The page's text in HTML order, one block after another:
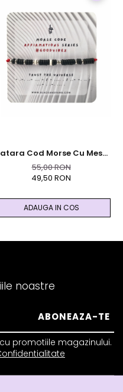
Cod Morse Cu Mesaj
- Trust The Universe
55,00 RON
49,50 RON
ADAUGA IN COS
noastre
promotiile magazinului.